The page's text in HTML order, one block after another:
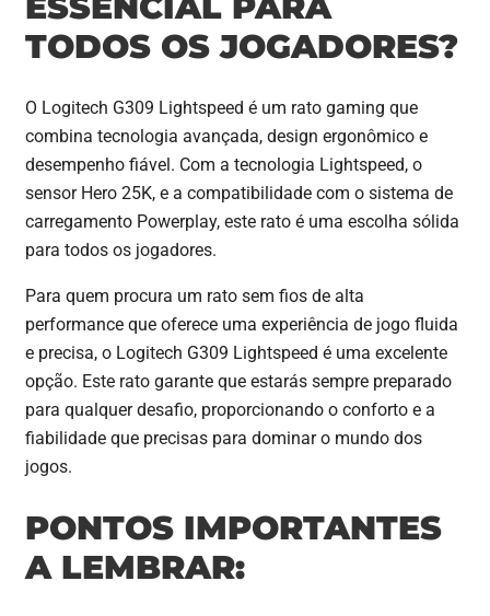
TODOS OS JOGADORES?
O Logitech G309 Lightspeed é um rato gaming que
combina tecnologia avançada, design ergonômico e
desempenho fiável. Com a tecnologia Lightspeed, o
sensor Hero 25K, e a compatibilidade com o sistema de
carregamento Powerplay, este rato é uma escolha sólida
para todos os jogadores.
Para quem procura um rato sem fios de alta
performance que oferece uma experiência de jogo fluida
e precisa, o Logitech G309 Lightspeed é uma excelente
opção. Este rato garante que estarás sempre preparado
para qualquer desafio, proporcionando o conforto e a
fiabilidade que precisas para dominar o mundo dos
jogos.
PONTOS IMPORTANTES
A LEMBRAR: